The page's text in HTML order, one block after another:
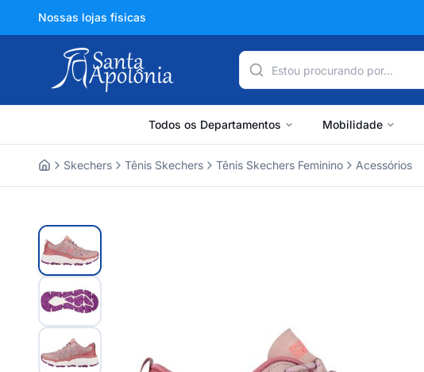
Nossas lojas físicas
Todos os Departamentos Mobilidade
Skechers Tênis Skechers Tênis Skechers Feminino Acessórios